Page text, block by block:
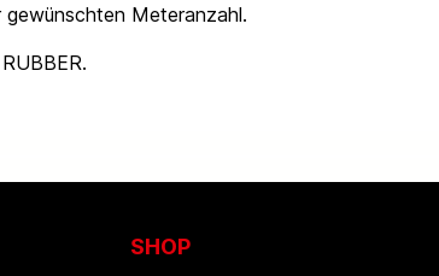
Meteranzahl.
SHOP